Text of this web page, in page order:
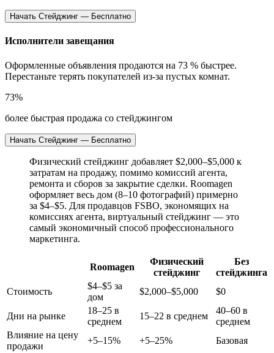
Начать Стейджинг — Бесплатно
Исполнители завещания
Оформленные объявления продаются на 73 % быстрее.
Перестаньте терять покупателей из-за пустых комнат.
73%
более быстрая продажа со стейджингом
Начать Стейджинг — Бесплатно
Физический стейджинг добавляет $2,000–$5,000 к
затратам на продажу, помимо комиссий агента,
ремонта и сборов за закрытие сделки. Roomagen
оформляет весь дом (8–10 фотографий) примерно
за $4–$5. Для продавцов FSBO, экономящих на
комиссиях агента, виртуальный стейджинг — это
самый экономичный способ профессионального
маркетинга.
Roomagen
Физический
стейджинг
Без
стейджинга
Стоимость
$4–$5 за
дом
$2,000–$5,000 $0
Дни на рынке
18–25 в
среднем
15–22 в среднем
40–60 в
среднем
Влияние на цену
продажи
+5–15% +5–25%
Базовая